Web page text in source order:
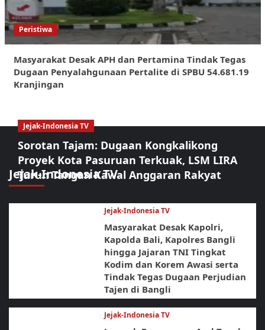
Peristiwa
Masyarakat Desak APH dan Pertamina Tindak Tegas
Dugaan Penyalahgunaan Pertalite di SPBU 54.681.19
Kranjingan
Jejak-Indonesia TV
Jejak-Indonesia TV
Sorotan Tajam: Dugaan Kongkalikong
Proyek Kota Pasuruan Terkuak, LSM LIRA
Turun Tangan Kawal Anggaran Rakyat
Jejak-Indonesia TV
Masyarakat Desak Kapolri,
Kapolda Bali, Kapolres Bangli
hingga Jajaran TNI Tingkat
Kodim dan Korem Awasi serta
Tindak Tegas Dugaan Perjudian
Tajen di Bangli
Jejak-Indonesia TV